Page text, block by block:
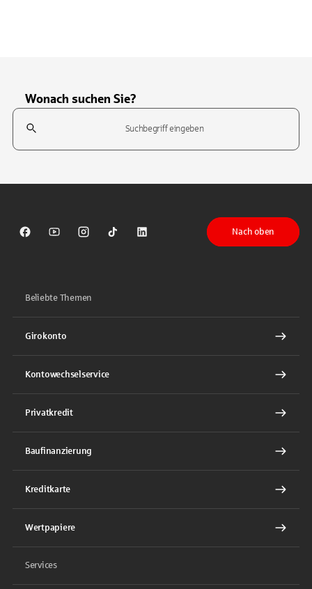
Wonach suchen Sie?
Suchfeld
Sparkasse auf Facebook
Sparkasse auf Youtube
Sparkasse auf Instagram
Sparkasse auf TikTok
Sparkasse auf LinkedIn
Nach oben
Beliebte Themen
Girokonto
Kontowechselservice
Privatkredit
Baufinanzierung
Kreditkarte
Wertpapiere
Services